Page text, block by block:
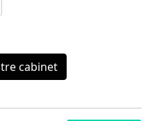
cabinet